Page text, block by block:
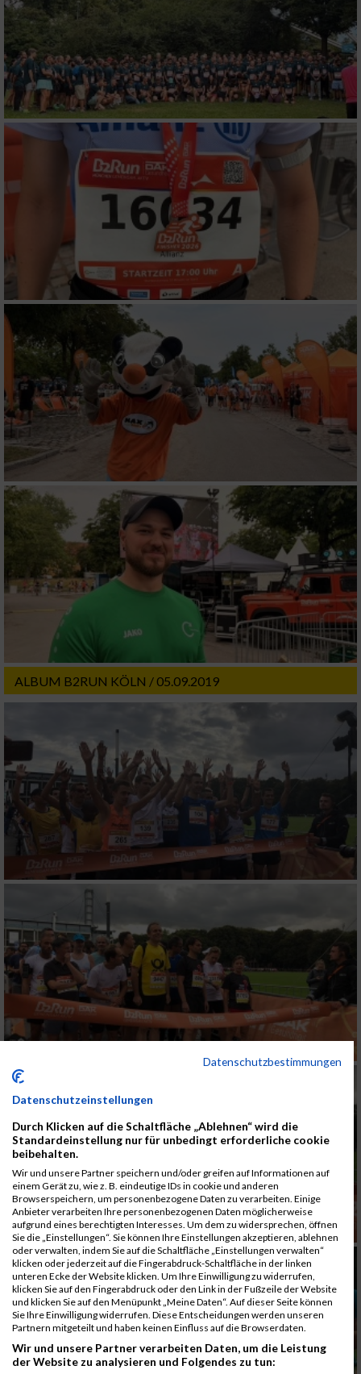
ALBUM B2RUN KÖLN / 05.09.2019
Datenschutzbestimmungen
Datenschutzeinstellungen
Durch Klicken auf die Schaltfläche „Ablehnen“ wird die
Standardeinstellung nur für unbedingt erforderliche cookie
beibehalten.
Wir und unsere Partner speichern und/oder greifen auf Informationen auf
einem Gerät zu, wie z. B. eindeutige IDs in cookie und anderen
Browserspeichern, um personenbezogene Daten zu verarbeiten. Einige
Anbieter verarbeiten Ihre personenbezogenen Daten möglicherweise
aufgrund eines berechtigten Interesses. Um dem zu widersprechen, öffnen
Sie die „Einstellungen“. Sie können Ihre Einstellungen akzeptieren, ablehnen
oder verwalten, indem Sie auf die Schaltfläche „Einstellungen verwalten“
klicken oder jederzeit auf die Fingerabdruck-Schaltfläche in der linken
unteren Ecke der Website klicken. Um Ihre Einwilligung zu widerrufen,
klicken Sie auf den Fingerabdruck oder den Link in der Fußzeile der Website
und klicken Sie auf den Menüpunkt „Meine Daten“. Auf dieser Seite können
Sie Ihre Einwilligung widerrufen. Diese Entscheidungen werden unseren
Partnern mitgeteilt und haben keinen Einfluss auf die Browserdaten.
Wir und unsere Partner verarbeiten Daten, um die Leistung
der Website zu analysieren und Folgendes zu tun: